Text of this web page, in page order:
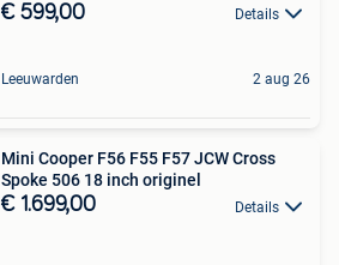
€ 599,00 Details
Leeuwarden 2 aug 26
Mini Cooper F56 F55 F57 JCW Cross
Spoke 506 18 inch originel
€ 1.699,00 Details